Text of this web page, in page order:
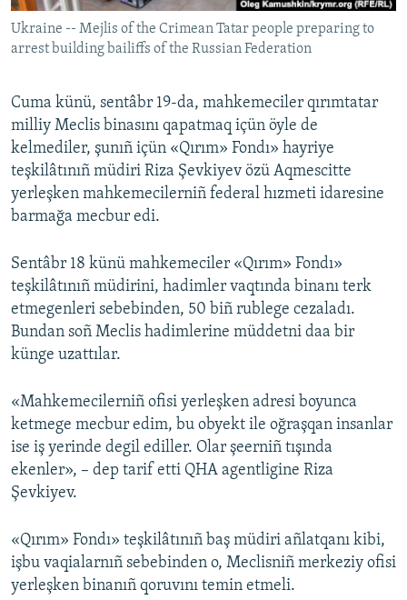
Українською
RFE/RS bütün saytları
Ukraine -- Mejlis of the Crimean Tatar people preparing to
arrest building bailiffs of the Russian Federation
Cuma künü, sentâbr 19-da, mahkemeciler qırımtatar
milliy Meclis binasını qapatmaq içün öyle de
kelmediler, şunıñ içün «Qırım» Fondı» hayriye
teşkilâtınıñ müdiri Riza Şevkiyev özü Aqmescitte
yerleşken mahkemecilerniñ federal hızmeti idaresine
barmağa mecbur edi.
Sentâbr 18 künü mahkemeciler «Qırım» Fondı»
teşkilâtınıñ müdirini, hadimler vaqtında binanı terk
etmegenleri sebebinden, 50 biñ rublege cezaladı.
Bundan soñ Meclis hadimlerine müddetni daa bir
künge uzattılar.
«Mahkemecilerniñ ofisi yerleşken adresi boyunca
ketmege mecbur edim, bu obyekt ile oğraşqan insanlar
ise iş yerinde degil ediller. Olar şeerniñ tışında
ekenler», – dep tarif etti QHA agentligine Riza
Şevkiyev.
«Qırım» Fondı» teşkilâtınıñ baş müdiri añlatqanı kibi,
işbu vaqialarnıñ sebebinden o, Meclisniñ merkeziy ofisi
yerleşken binanıñ qoruvını temin etmeli.